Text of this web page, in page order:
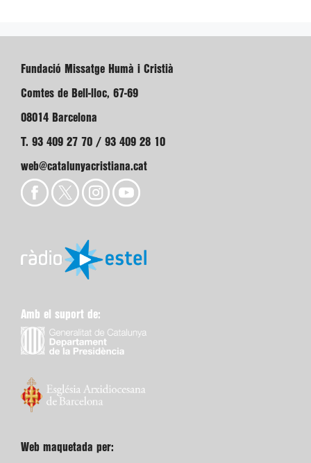
Fundació Missatge Humà i Cristià
Comtes de Bell-lloc, 67-69
08014 Barcelona
T. 93 409 27 70 / 93 409 28 10
web@catalunyacristiana.cat
Amb el suport de:
Web maquetada per: